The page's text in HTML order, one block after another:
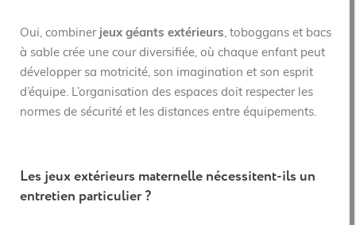
Oui, combiner jeux géants extérieurs, toboggans et bacs
à sable crée une cour diversifiée, où chaque enfant peut
développer sa motricité, son imagination et son esprit
d’équipe. L’organisation des espaces doit respecter les
normes de sécurité et les distances entre équipements.
Les jeux extérieurs maternelle nécessitent-ils un
entretien particulier ?